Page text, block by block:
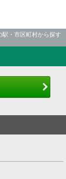
駅・市区町村から探す